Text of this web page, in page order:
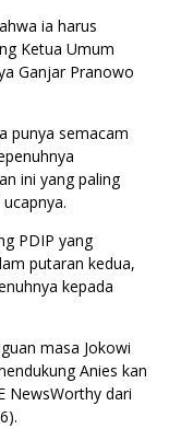
ia harus
Ketua Umum
Ganjar Pranowo
punya semacam
ini yang paling
PDIP yang
putaran kedua,
kepada
masa Jokowi
Anies kan
NewsWorthy dari